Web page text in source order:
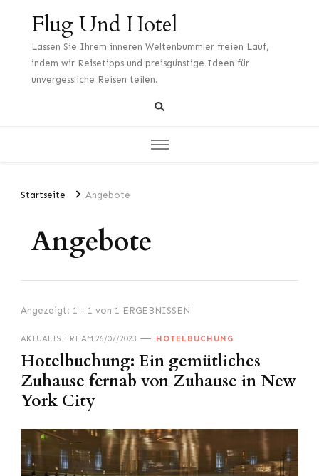
Flug Und Hotel
Lassen Sie Ihrem inneren Weltenbummler freien Lauf,
indem wir Reisetipps und preisgünstige Ideen für
unvergessliche Reisen teilen.
Startseite Angebote
Angebote
Angezeigt: 1 - 1 von 1 ERGEBNISSEN
AKTUALISIERT AM 26/07/2023 HOTELBUCHUNG
Hotelbuchung: Ein gemütliches
Zuhause fernab von Zuhause in New
York City